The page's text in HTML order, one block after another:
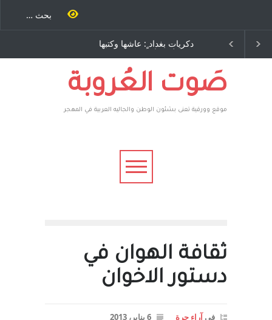
الاستيطان ومسلسل الخداع
المستمر - قلم : راسم عبيدات
دكريات بغداد ٍ: عاشها وكتبها
:وليد رباح – نيوجرسي –
الولايات المتحدة الامريكية
صَوت العُروبة
موقع وورقية تعنى بشئون الوطن والجاليه العربية في المهجر
ثقافة الهوان في
دستور الاخوان
فيآراء حرة 6 يناير، 2013